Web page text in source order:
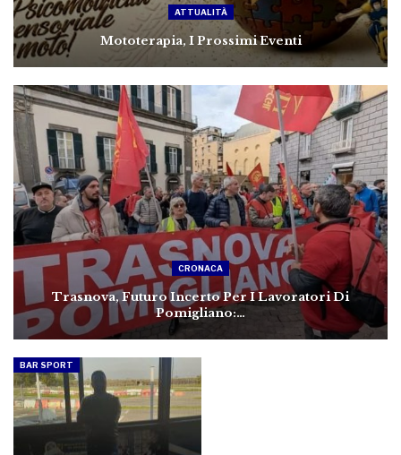
ATTUALITÀ
Mototerapia, I Prossimi Eventi
CRONACA
Trasnova, Futuro Incerto Per I Lavoratori Di
Pomigliano:…
BAR SPORT